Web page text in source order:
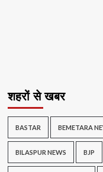
शहरों से खबर
BASTAR BEMETARA
BILASPUR NEWS BJP